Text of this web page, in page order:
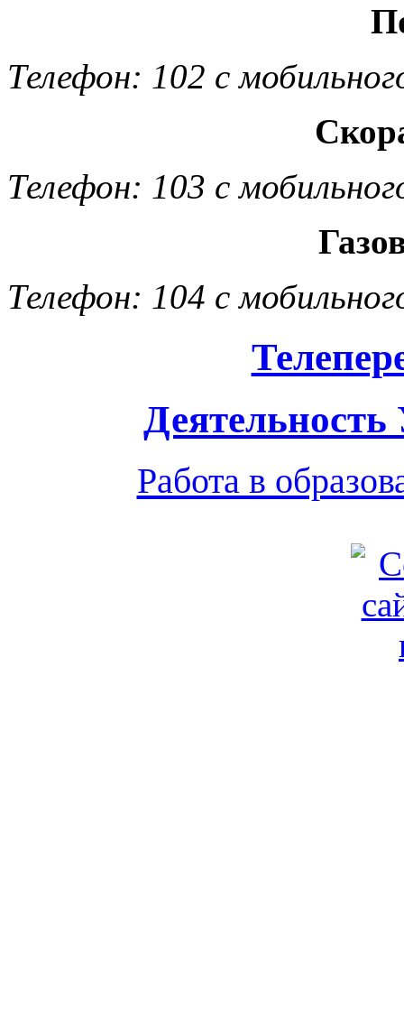
Телефон: 102 с
Телефон: 103 с
Телефон: 104 с
Работа в